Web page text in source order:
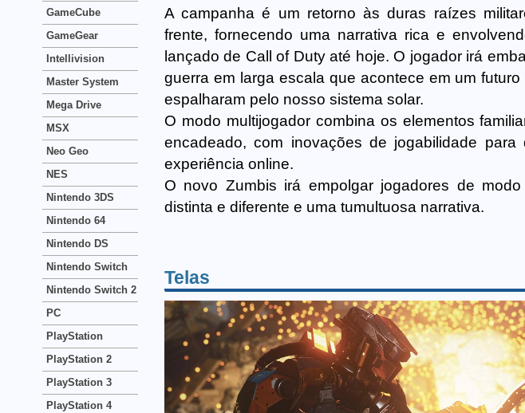
A campanha é um retorno às duras raízes
frente, fornecendo uma narrativa rica e
lançado de Call of Duty até hoje. O jogador irá
guerra em larga escala que acontece em um
espalharam pelo nosso sistema solar.
O modo multijogador combina os elementos
encadeado, com inovações de jogabilidade
experiência online.
O novo Zumbis irá empolgar jogadores de
distinta e diferente e uma tumultuosa narrativa.
Telas
GameCube
GameGear
Intellivision
Master System
Mega Drive
MSX
Neo Geo
NES
Nintendo 3DS
Nintendo 64
Nintendo DS
Nintendo Switch
Nintendo Switch 2
PC
PlayStation
PlayStation 2
PlayStation 3
PlayStation 4